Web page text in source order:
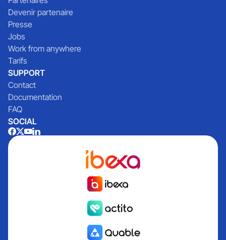
Devenir partenaire
Presse
Jobs
Work from anywhere
Tarifs
SUPPORT
Contact
Documentation
FAQ
SOCIAL